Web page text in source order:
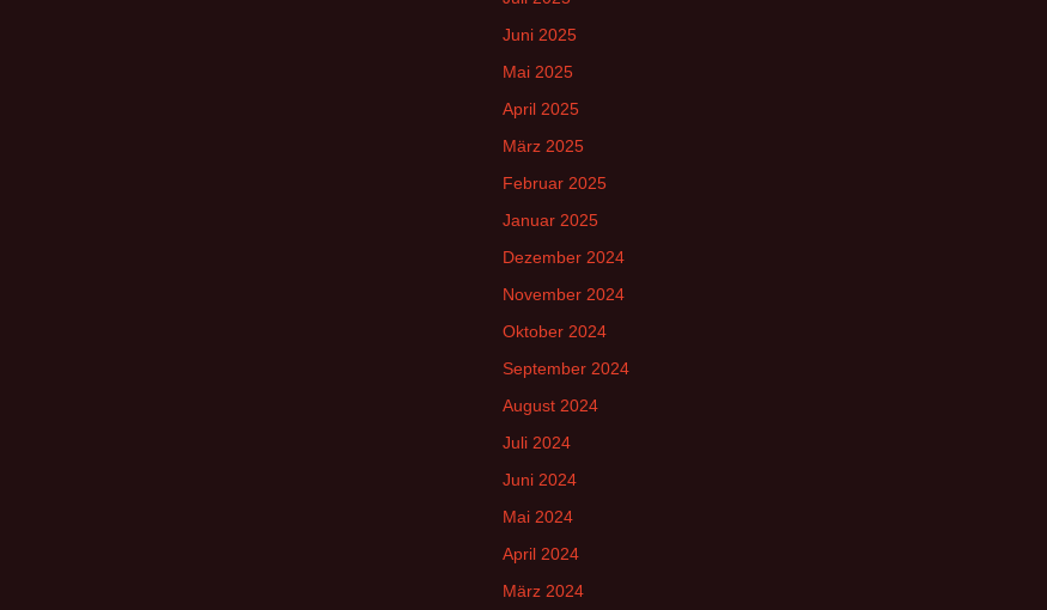
Juni 2025
Mai 2025
April 2025
März 2025
Februar 2025
Januar 2025
Dezember 2024
November 2024
Oktober 2024
September 2024
August 2024
Juli 2024
Juni 2024
Mai 2024
April 2024
März 2024